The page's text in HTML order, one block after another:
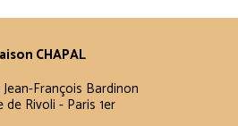
CHAPAL
François Bardinon
de Rivoli - Paris 1er